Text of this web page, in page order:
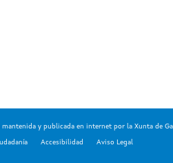
y publicada en internet por la Xunta de
Accesibilidad Aviso Legal